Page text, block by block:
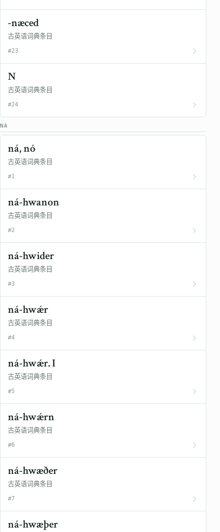
-næced
古英语词典条目
#23
N
古英语词典条目
#24
NÁ
ná, nó
古英语词典条目
#1
ná-hwanon
古英语词典条目
#2
ná-hwider
古英语词典条目
#3
ná-hwǽr
古英语词典条目
#4
ná-hwǽr. I
古英语词典条目
#5
ná-hwǽrn
古英语词典条目
#6
ná-hwæðer
古英语词典条目
#7
ná-hwæþer